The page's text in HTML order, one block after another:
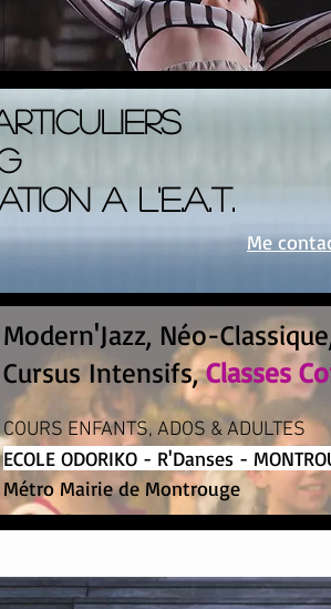
A L'E.A.T.
banlieue Me
COURS ENFANTS, ADOS & ADULTES
ECOLE ODORIKO - R'Danses -
Métro Mairie de Montrouge
Modern'Jazz, Néo-
Cursus Intensifs,Classes